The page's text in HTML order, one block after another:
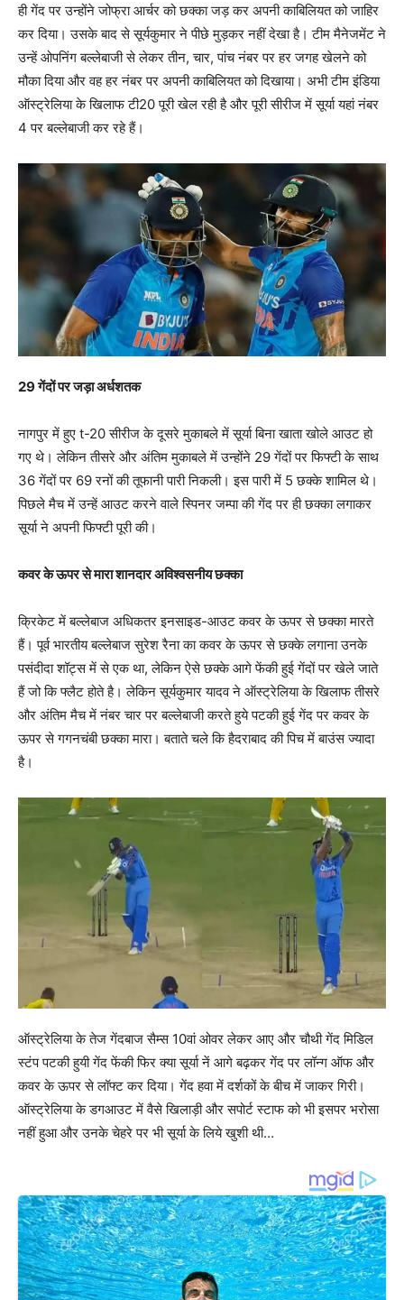
ही गेंद पर उन्होंने जोफ्रा आर्चर को छक्का जड़ कर अपनी काबिलियत को जाहिर
कर दिया। उसके बाद से सूर्यकुमार ने पीछे मुड़कर नहीं देखा है। टीम मैनेजमेंट ने
उन्हें ओपनिंग बल्लेबाजी से लेकर तीन, चार, पांच नंबर पर हर जगह खेलने को
मौका दिया और वह हर नंबर पर अपनी काबिलियत को दिखाया। अभी टीम इंडिया
ऑस्ट्रेलिया के खिलाफ टी20 पूरी खेल रही है और पूरी सीरीज में सूर्या यहां नंबर
4 पर बल्लेबाजी कर रहे हैं।
29 गेंदों पर जड़ा अर्धशतक
नागपुर में हुए t-20 सीरीज के दूसरे मुकाबले में सूर्या बिना खाता खोले आउट हो
गए थे। लेकिन तीसरे और अंतिम मुकाबले में उन्होंने 29 गेंदों पर फिफ्टी के साथ
36 गेंदों पर 69 रनों की तूफानी पारी निकली। इस पारी में 5 छक्के शामिल थे।
पिछले मैच में उन्हें आउट करने वाले स्पिनर जम्पा की गेंद पर ही छक्का लगाकर
सूर्या ने अपनी फिफ्टी पूरी की।
कवर के ऊपर से मारा शानदार अविश्वसनीय छक्का
क्रिकेट में बल्लेबाज अधिकतर इनसाइड-आउट कवर के ऊपर से छक्का मारते
हैं। पूर्व भारतीय बल्लेबाज सुरेश रैना का कवर के ऊपर से छक्के लगाना उनके
पसंदीदा शॉट्स में से एक था, लेकिन ऐसे छक्के आगे फेंकी हुई गेंदों पर खेले जाते
हैं जो कि फ्लैट होते है। लेकिन सूर्यकुमार यादव ने ऑस्ट्रेलिया के खिलाफ तीसरे
और अंतिम मैच में नंबर चार पर बल्लेबाजी करते हुये पटकी हुई गेंद पर कवर के
ऊपर से गगनचंबी छक्का मारा। बताते चले कि हैदराबाद की पिच में बाउंस ज्यादा
है।
ऑस्ट्रेलिया के तेज गेंदबाज सैम्स 10वां ओवर लेकर आए और चौथी गेंद मिडिल
स्टंप पटकी हुयी गेंद फेंकी फिर क्या सूर्या नें आगे बढ़कर गेंद पर लॉन्ग ऑफ और
कवर के ऊपर से लॉफ्ट कर दिया। गेंद हवा में दर्शकों के बीच में जाकर गिरी।
ऑस्ट्रेलिया के डगआउट में वैसे खिलाड़ी और सपोर्ट स्टाफ को भी इसपर भरोसा
नहीं हुआ और उनके चेहरे पर भी सूर्या के लिये खुशी थी…